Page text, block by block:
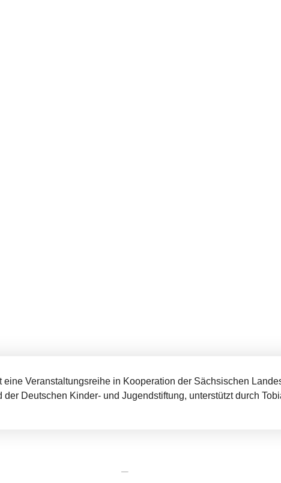
eine Veranstaltungsreihe in Kooperation der Sächsischen
Deutschen Kinder- und Jugendstiftung, unterstützt durch